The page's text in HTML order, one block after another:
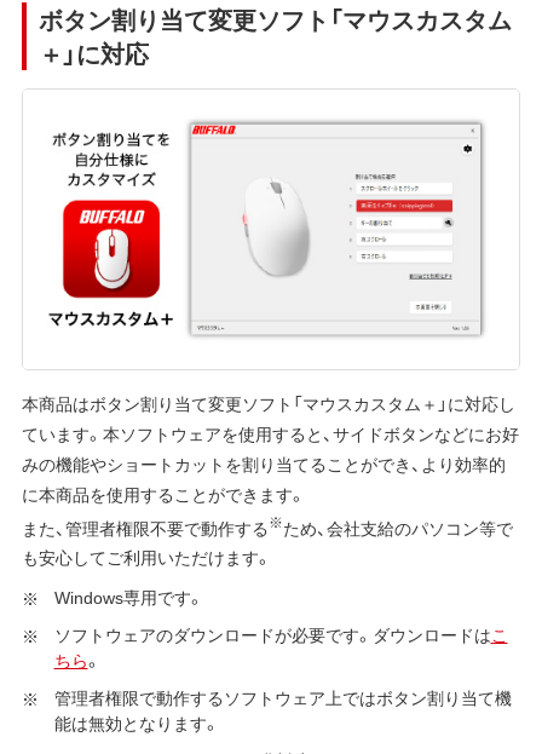
ボタン割り当て変更ソフト「マウスカスタム
＋」に対応
本商品はボタン割り当て変更ソフト「マウスカスタム＋」に対応し
ています。本ソフトウェアを使用すると、サイドボタンなどにお好
みの機能やショートカットを割り当てることができ、より効率的
に本商品を使用することができます。
また、管理者権限不要で動作する※ため、会社支給のパソコン等で
も安心してご利用いただけます。
Windows専用です。
ソフトウェアのダウンロードが必要です。ダウンロードはこ
ちら。
管理者権限で動作するソフトウェア上ではボタン割り当て機
能は無効となります。